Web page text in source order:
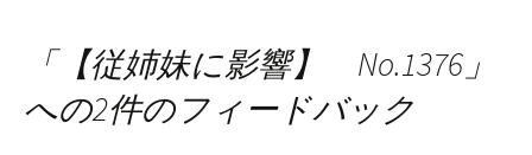
ゲ
「【従姉妹に影響】 No.1376 」
への2件のフィードバック